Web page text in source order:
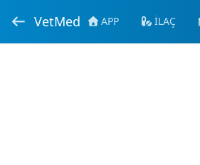
VetMed APP İLAÇ